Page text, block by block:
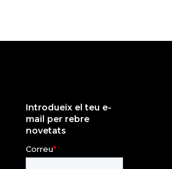
Introdueix el teu e-
mail per rebre
novetats